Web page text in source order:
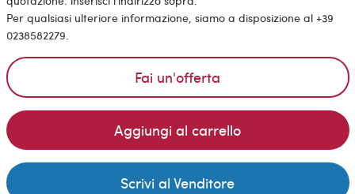
Per qualsiasi ulteriore informazione, siamo a disposizione al +39
0238582279.
Fai un'offerta
Aggiungi al carrello
Scrivi al Venditore